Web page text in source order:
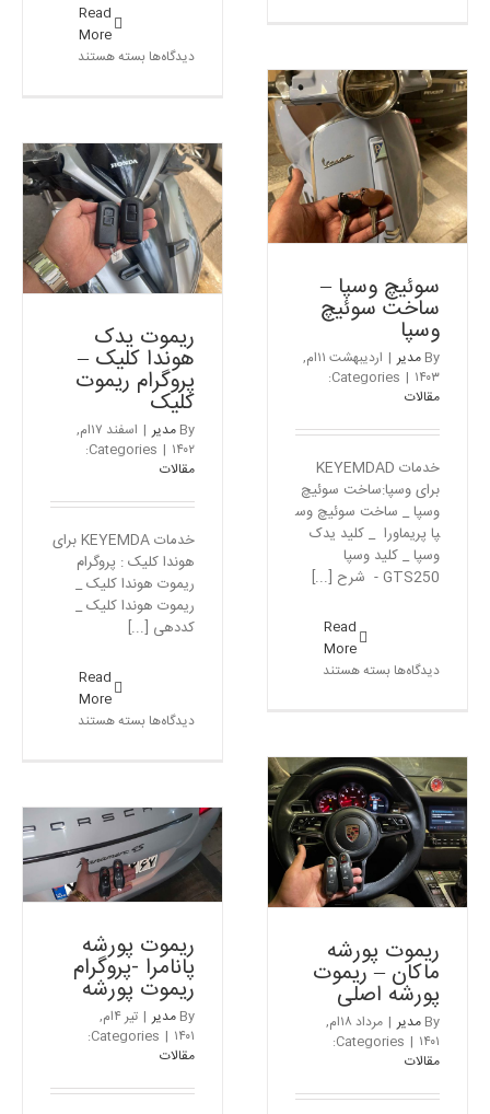
–
ریموت
لکسوس
RX350
Read
More
دیدگاه‌ها برای
–
سوئیچ
ریموت
تویوتا
بسته هستند
سوئیچ وسپا – ساخت
سوئیچ وسپا
مقالات
سوئیچ وسپا –
ساخت سوئیچ
وسپا
By مدیر |
اردیبهشت ۱۱ام,
۱۴۰۳ |
Categories:
مقالات
خدمات KEYEMDAD
برای وسپا:ساخت سوئیچ
وسپا _ ساخت سوئیچ وس
پا پریماورا _ کلید یدک
وسپا _ کلید وسپا
GTS250 - شرح [...]
Read
More
دیدگاه‌ها برای
ساخت
سوئیچ
وسپا
بسته هستند
ریموت یدک
هوندا کلیک –
پروگرام ریموت
کلیک
By مدیر |
اسفند ۱۷ام,
۱۴۰۲ |
Categories:
مقالات
خدمات KEYEMDA برای
هوندا کلیک : پروگرام
ریموت هوندا کلیک _
ریموت هوندا کلیک _
کددهی [...]
Read
More
دیدگاه‌ها برای
کلیک
–
پروگرام
ریموت
کلیک
بسته هستند
ریموت پورشه ماکان –
ریموت پورشه اصلی
مقالات
ریموت پورشه
ماکان – ریموت
پورشه اصلی
By مدیر |
مرداد ۱۸ام,
۱۴۰۱ |
Categories:
مقالات
ریموت پورشه
پانامرا -پروگرام
ریموت پورشه
By مدیر |
تیر ۴ام,
۱۴۰۱ |
Categories:
مقالات